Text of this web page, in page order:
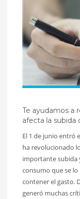
Te ayudamos a
afecta la subida
El 1 de junio entró
ha revolucionado
importante subida
consumo que se
contener el gasto.
generó muchas